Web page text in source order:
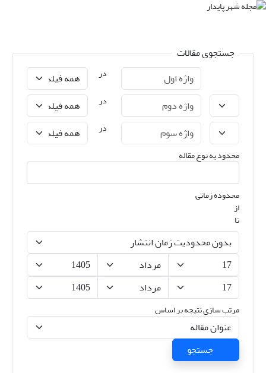
جستجوی مقالات
در
در
در
محدود به نوع مقاله
محدوده زمانی
از
تا
مرتب سازی نتیجه بر اساس
جستجو